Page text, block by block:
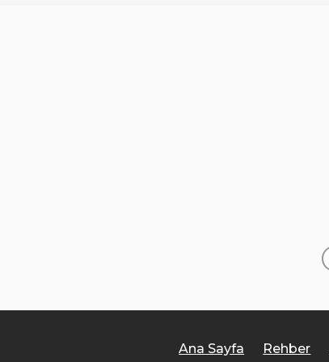
Ana Sayfa Rehber